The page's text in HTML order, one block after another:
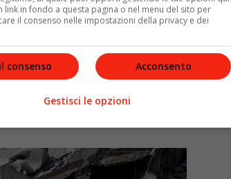
link in fondo a questa pagina o nel menu del sito per
il consenso nelle impostazioni della privacy e dei
Acconsento
consenso
Gestisci le opzioni